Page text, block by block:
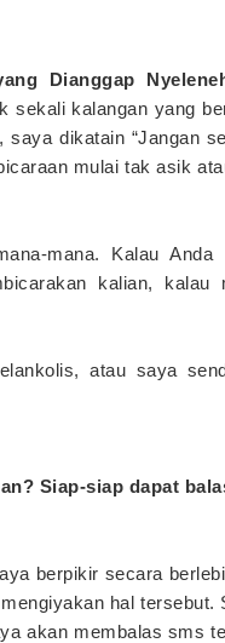
Dianggap
kalangan yang
dikatain “Jangan
mulai tak asik
mana. Kalau
kalian,
atau saya
Siap-siap dapat
berpikir secara
hal
akan membalas sms